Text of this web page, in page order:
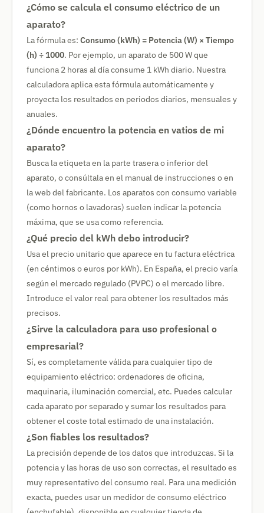
¿Cómo se calcula el consumo eléctrico de un
aparato?
La fórmula es: Consumo (kWh) = Potencia (W) × Tiempo
(h) ÷ 1000. Por ejemplo, un aparato de 500 W que
funciona 2 horas al día consume 1 kWh diario. Nuestra
calculadora aplica esta fórmula automáticamente y
proyecta los resultados en periodos diarios, mensuales y
anuales.
¿Dónde encuentro la potencia en vatios de mi
aparato?
Busca la etiqueta en la parte trasera o inferior del
aparato, o consúltala en el manual de instrucciones o en
la web del fabricante. Los aparatos con consumo variable
(como hornos o lavadoras) suelen indicar la potencia
máxima, que se usa como referencia.
¿Qué precio del kWh debo introducir?
Usa el precio unitario que aparece en tu factura eléctrica
(en céntimos o euros por kWh). En España, el precio varía
según el mercado regulado (PVPC) o el mercado libre.
Introduce el valor real para obtener los resultados más
precisos.
¿Sirve la calculadora para uso profesional o
empresarial?
Sí, es completamente válida para cualquier tipo de
equipamiento eléctrico: ordenadores de oficina,
maquinaria, iluminación comercial, etc. Puedes calcular
cada aparato por separado y sumar los resultados para
obtener el coste total estimado de una instalación.
¿Son fiables los resultados?
La precisión depende de los datos que introduzcas. Si la
potencia y las horas de uso son correctas, el resultado es
muy representativo del consumo real. Para una medición
exacta, puedes usar un medidor de consumo eléctrico